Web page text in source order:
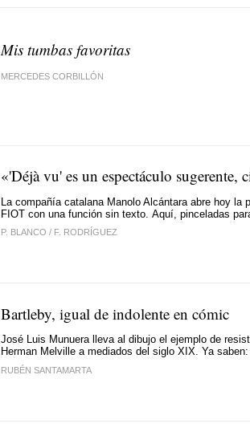
Mis tumbas favoritas
MERCEDES CORBILLÓN
«'Déjà vu' es un espectáculo sugerente,
La compañía catalana Manolo Alcántara abre hoy la
FIOT con una función sin texto. Aquí, pinceladas
P. BLANCO / F. RODRÍGUEZ
Bartleby, igual de indolente en cómic
José Luis Munuera lleva al dibujo el ejemplo de
Herman Melville a mediados del siglo XIX. Ya
RUBÉN SANTAMARTA